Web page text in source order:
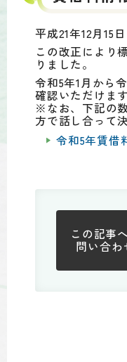
平成21年12月15
この改正により
りました。
令和5年1月から
確認いただけます
※なお、下記の
方で話し合って
令和5年賃借
この記事
問い合わ